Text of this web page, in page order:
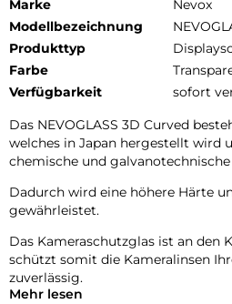
Marke
Nevox
Modellbezeichnung
Produkttyp
Farbe
Verfügbarkeit
sofort
Das NEVOGLASS 3D Curved
welches in Japan hergestellt wird
chemische und
Dadurch wird eine höhere Härte
gewährleistet.
Das Kameraschutzglas ist an den
schützt somit die Kameralinsen
zuverlässig.
Mehr lesen